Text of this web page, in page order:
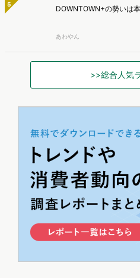
5 DOWNTOWN+の勢いは
あわやん
>>総合人気